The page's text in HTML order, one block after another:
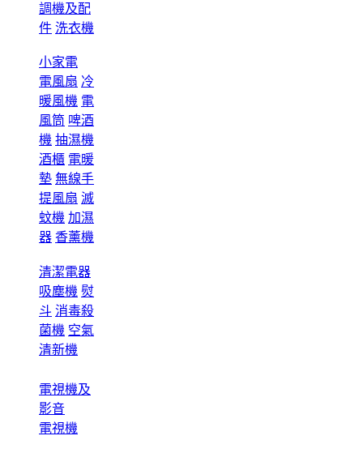
調機及配
件 洗衣機
小家電
電風扇 冷
暖風機 電
風筒 啤酒
機 抽濕機
酒櫃 電暖
墊 無線手
提風扇 滅
蚊機 加濕
器 香薰機
清潔電器
吸塵機 熨
斗 消毒殺
菌機 空氣
清新機
電視機及
影音
電視機